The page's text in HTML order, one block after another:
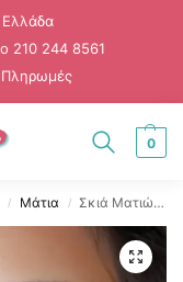
210 244 8561
Πληρωμές
0
/ Μάτια / Σκιά Ματιών σε Στερεή Μορφή με Καφέ Χρώμα